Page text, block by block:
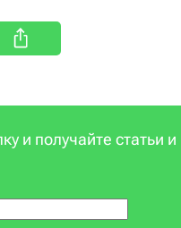
и получайте статьи и